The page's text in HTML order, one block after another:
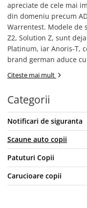
apreciate de cele mai
din domeniu precum
Warrentest. Modele de
Z2, Solution Z, sunt
Platinum, iar Anoris-T,
brand german aduce
Citeste mai mult
Categorii
Notificari de siguranta
Scaune auto copii
Patuturi Copii
Carucioare copii